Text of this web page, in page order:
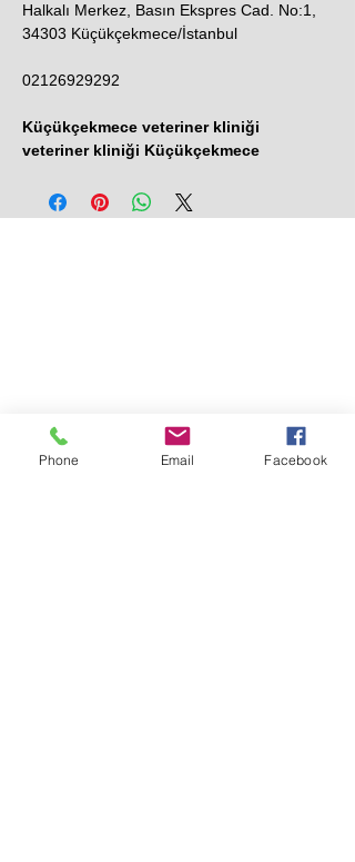
Halkalı Merkez, Basın Ekspres Cad. No:1,
34303 Küçükçekmece/İstanbul
02126929292
Küçükçekmece veteriner kliniği
veteriner kliniği Küçükçekmece
Phone Email Facebook